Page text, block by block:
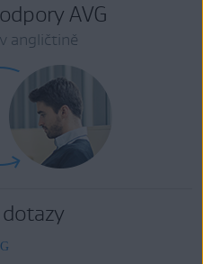
AVG
angličtině
dotazy